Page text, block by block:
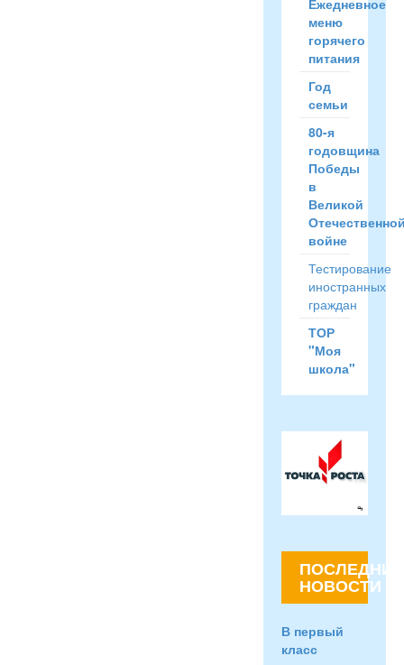
Ежедневное
меню
горячего
питания
Год
семьи
80-я
годовщина
Победы
в
Великой
войне
Тестирование
иностранных
граждан
ТОР
"Моя
школа"
ПОСЛЕДНИЕ
НОВОСТИ
В первый
класс